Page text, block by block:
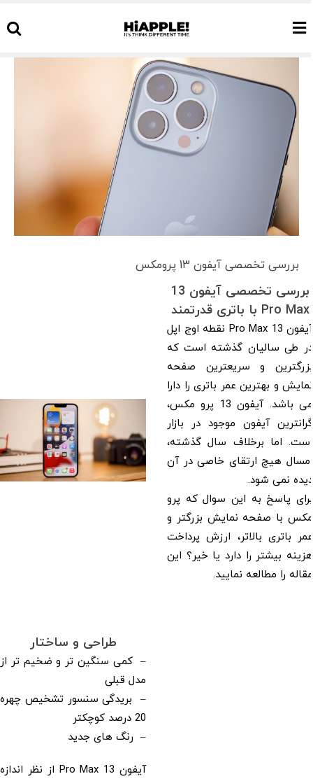
to
بزرگ‌تر
تصویر
بررسی تخصصی آیفون 13 پرومکس
بررسی تخصصی آیفون 13
Pro Max با باتری قدرتمند
آیفون 13 Pro Max نقطه اوج اپل
در طی سالیان گذشته است که
بزرگترین و سریعترین صفحه
نمایش و بهترین عمر باتری را دارا
می باشد. آیفون 13 پرو مکس،
گرانترین آیفون موجود در بازار
است. اما برخلاف سال گذشته،
امسال هیچ ارتقای خاصی در آن
دیده نمی شود.
برای پاسخ به این سوال که پرو
مکس با صفحه نمایش بزرگتر و
عمر باتری بالاتر، ارزش پرداخت
هزینه بیشتر را دارد یا خیر؟ این
مقاله را مطالعه نمایید.
طراحی و ساختار
– کمی سنگین تر و ضخیم تر از
مدل قبلی
– بریدگی سنسور تشخیص چهره
20 درصد کوچکتر
– رنگ های جدید
آیفون 13 Pro Max از نظر اندازه